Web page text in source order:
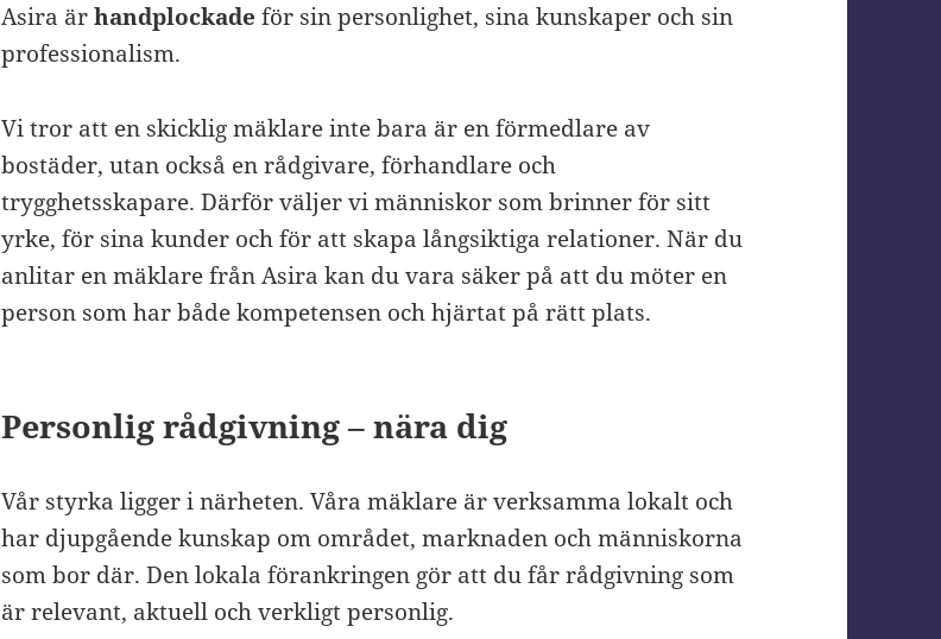
Asira ärhandplockade för sin personlighet, sina kunskaper och sin
professionalism.
Vi tror att en skicklig mäklare inte bara är en förmedlare av
bostäder, utan också en rådgivare, förhandlare och
trygghetsskapare. Därför väljer vi människor som brinner för sitt
yrke, för sina kunder och för att skapa långsiktiga relationer. När du
anlitar en mäklare från Asira kan du vara säker på att du möter en
person som har både kompetensen och hjärtat på rätt plats.
Personlig rådgivning – nära dig
Vår styrka ligger i närheten. Våra mäklare är verksamma lokalt och
har djupgående kunskap om området, marknaden och människorna
som bor där. Den lokala förankringen gör att du får rådgivning som
är relevant, aktuell och verkligt personlig.